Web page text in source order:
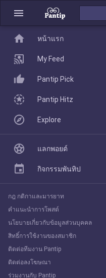
menu
home
Pantip Pick
Explore
home หน้าแรก
My Feed
Pantip Pick
Pantip Hitz
Explore
แลกพอยต์
กิจกรรมพันทิป
กฎ กติกาและมารยาท
คำแนะนำการโพสต์
นโยบายเกี่ยวกับข้อมูลส่วนบุคคล
สิทธิ์การใช้งานของสมาชิก
ติดต่อทีมงาน Pantip
ติดต่อลงโฆษณา
ร่วมงานกับ Pantip